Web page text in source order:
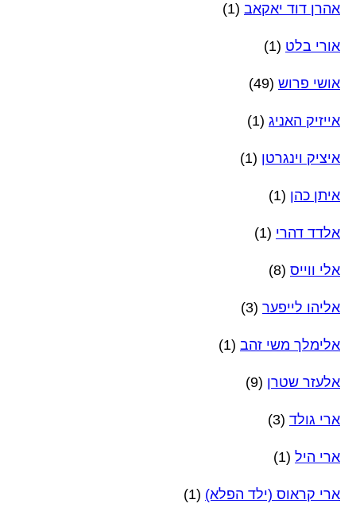
אהרן דוד יאקאב (1)
אורי בלט (1)
אושי פרוש (49)
אייזיק האניג (1)
איציק וינגרטן (1)
איתן כהן (1)
אלדד דהרי (1)
אלי ווייס (8)
אליהו לייפער (3)
אלימלך משי זהב (1)
אלעזר שטרן (9)
ארי גולד (3)
ארי היל (1)
ארי קראוס (ילד הפלא) (1)